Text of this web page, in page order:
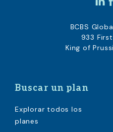
Buscar un plan
Explorar todos los
planes
BCBS
933
King of